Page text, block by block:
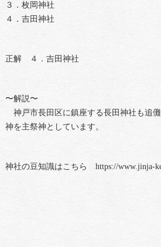
３．枚岡神社
４．吉田神社
正解 ４．吉田神社
〜解説〜
神戸市長田区に鎮座する長田神社も追
神を主祭神としています。
神社の豆知識はこちら https://www.jinja-